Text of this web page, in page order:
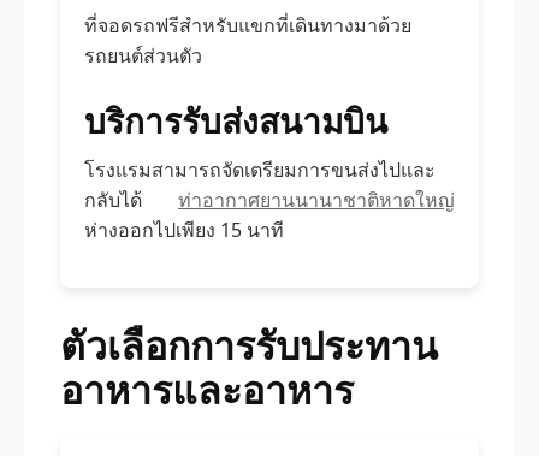
ที่จอดรถฟรีสำหรับแขกที่เดินทางมาด้วย
รถยนต์ส่วนตัว
บริการรับส่งสนามบิน
โรงแรมสามารถจัดเตรียมการขนส่งไปและ
กลับได้ ท่าอากาศยานนานาชาติหาดใหญ่
ห่างออกไปเพียง 15 นาที
ตัวเลือกการรับประทาน
อาหารและอาหาร